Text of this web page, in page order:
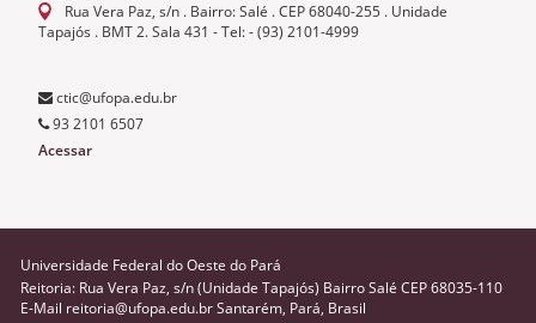
Rua Vera Paz, s/n . Bairro: Salé . CEP 68040-255 . Unidade
Tapajós . BMT 2. Sala 431 - Tel: - (93) 2101-4999
ctic@ufopa.edu.br
93 2101 6507
Acessar
Universidade Federal do Oeste do Pará
Reitoria: Rua Vera Paz, s/n (Unidade Tapajós) Bairro Salé CEP 68035-110
E-Mail reitoria@ufopa.edu.br Santarém, Pará, Brasil